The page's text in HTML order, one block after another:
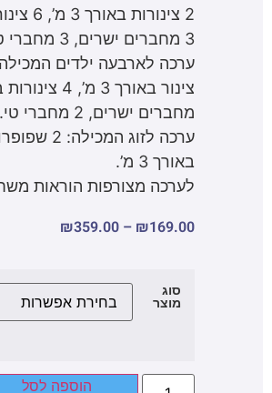
3 מחברים ישרים, 3 מחברי טי.
מחברים ישרים, 2 מחברי טי.
באורך 3 מ’.
לערכה מצורפות הוראות
₪169.00
–
₪359.00
סוג
מוצר
הוספה לסל